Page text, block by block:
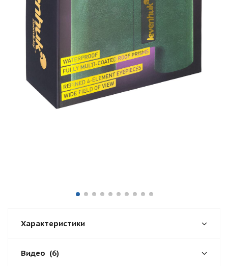
Характеристики
Видео (6)